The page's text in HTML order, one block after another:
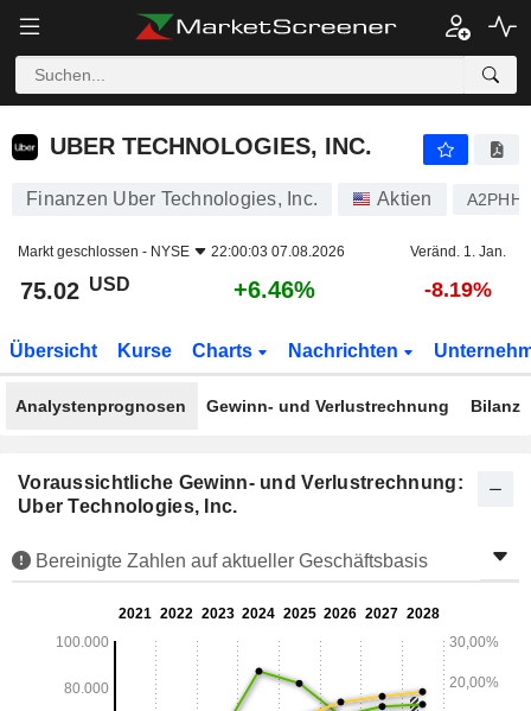
UBER TECHNOLOGIES, INC.
UBER TECHNOLOGIES, INC.
Finanzen Uber Technologies, Inc. Aktien
Markt geschlossen - NYSE 22:00:03 07.08.2026 Veränd. 1. Jan.
75.02 USD +6.46% -8.19%
Übersicht Kurse Charts Nachrichten
Analystenprognosen Gewinn- und Verlustrechnung Bilanz
Voraussichtliche Gewinn- und Verlustrechnung:
Uber Technologies, Inc.
Bereinigte Zahlen auf aktueller Geschäftsbasis